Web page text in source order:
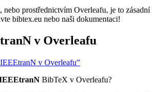
prostřednictvím Overleafu, je to
bibtex.eu nebo naši dokumentaci!
v Overleafu
v Overleafu”
BibTeX v Overleafu?